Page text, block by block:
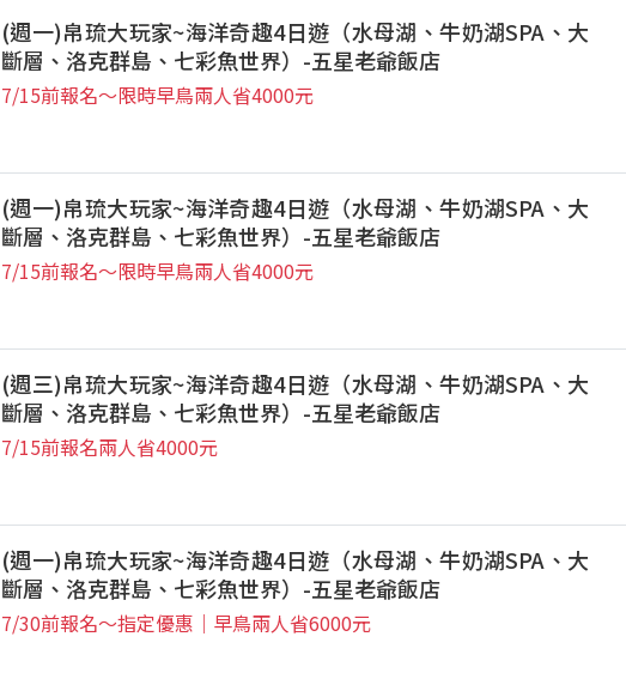
(週一)帛琉大玩家~海洋奇趣4日遊（水母湖、牛奶湖SPA、大
斷層、洛克群島、七彩魚世界）-五星老爺飯店
7/15前報名～限時早鳥兩人省4000元
(週一)帛琉大玩家~海洋奇趣4日遊（水母湖、牛奶湖SPA、大
斷層、洛克群島、七彩魚世界）-五星老爺飯店
7/15前報名～限時早鳥兩人省4000元
(週三)帛琉大玩家~海洋奇趣4日遊（水母湖、牛奶湖SPA、大
斷層、洛克群島、七彩魚世界）-五星老爺飯店
7/15前報名兩人省4000元
(週一)帛琉大玩家~海洋奇趣4日遊（水母湖、牛奶湖SPA、大
斷層、洛克群島、七彩魚世界）-五星老爺飯店
7/30前報名～指定優惠｜早鳥兩人省6000元